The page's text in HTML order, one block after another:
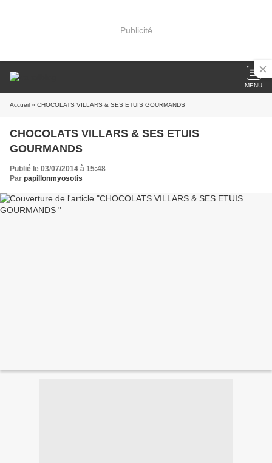
Publicité
MENU
Accueil » CHOCOLATS VILLARS & SES ETUIS GOURMANDS
CHOCOLATS VILLARS & SES ETUIS
GOURMANDS
Publié le 03/07/2014 à 15:48
Par papillonmyosotis